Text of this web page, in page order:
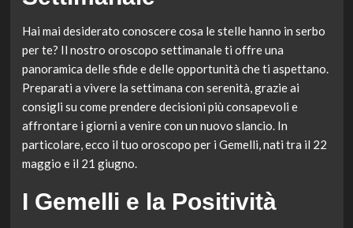
Hai mai desiderato conoscere cosa le stelle hanno in serbo
per te? Il nostro oroscopo settimanale ti offre una
panoramica delle sfide e delle opportunità che ti aspettano.
Preparati a vivere la settimana con serenità, grazie ai
consigli su come prendere decisioni più consapevoli e
affrontare i giorni a venire con un nuovo slancio. In
particolare, ecco il tuo oroscopo per i Gemelli, nati tra il 22
maggio e il 21 giugno.
I Gemelli e la Positività